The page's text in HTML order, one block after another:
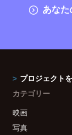
あな
プロジェクト
カテゴリー
映画
写真